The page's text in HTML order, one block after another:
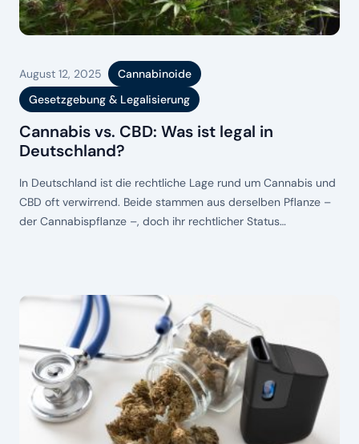
August 12, 2025
Cannabinoide
Gesetzgebung & Legalisierung
Cannabis vs. CBD: Was ist legal in
Deutschland?
In Deutschland ist die rechtliche Lage rund um Cannabis und
CBD oft verwirrend. Beide stammen aus derselben Pflanze –
der Cannabispflanze –, doch ihr rechtlicher Status
Fällen frei verkäuflich – allerdings mit